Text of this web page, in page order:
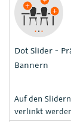
Dot Slider -
Bannern
Auf den
verlinkt